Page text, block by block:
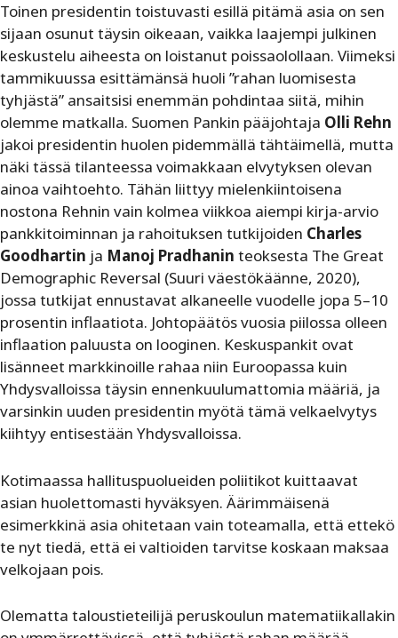
Toinen presidentin toistuvasti esillä pitämä asia on sen
sijaan osunut täysin oikeaan, vaikka laajempi julkinen
keskustelu aiheesta on loistanut poissaolollaan. Viimeksi
tammikuussa esittämänsä huoli ”rahan luomisesta
tyhjästä” ansaitsisi enemmän pohdintaa siitä, mihin
olemme matkalla. Suomen Pankin pääjohtaja Olli Rehn
jakoi presidentin huolen pidemmällä tähtäimellä, mutta
näki tässä tilanteessa voimakkaan elvytyksen olevan
ainoa vaihtoehto. Tähän liittyy mielenkiintoisena
nostona Rehnin vain kolmea viikkoa aiempi kirja-arvio
pankkitoiminnan ja rahoituksen tutkijoiden Charles
Goodhartin ja Manoj Pradhanin teoksesta The Great
Demographic Reversal (Suuri väestökäänne, 2020),
jossa tutkijat ennustavat alkaneelle vuodelle jopa 5–10
prosentin inflaatiota. Johtopäätös vuosia piilossa olleen
inflaation paluusta on looginen. Keskuspankit ovat
lisänneet markkinoille rahaa niin Euroopassa kuin
Yhdysvalloissa täysin ennenkuulumattomia määriä, ja
varsinkin uuden presidentin myötä tämä velkaelvytys
kiihtyy entisestään Yhdysvalloissa.
Kotimaassa hallituspuolueiden poliitikot kuittaavat
asian huolettomasti hyväksyen. Äärimmäisenä
esimerkkinä asia ohitetaan vain toteamalla, että ettekö
te nyt tiedä, että ei valtioiden tarvitse koskaan maksaa
velkojaan pois.
Olematta taloustieteilijä peruskoulun matematiikallakin